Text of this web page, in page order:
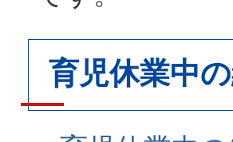
育児休業中